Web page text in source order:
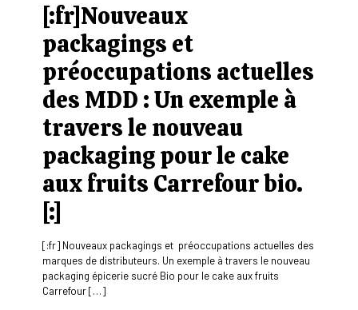
[:fr]Nouveaux
packagings et
préoccupations actuelles
des MDD : Un exemple à
travers le nouveau
packaging pour le cake
aux fruits Carrefour bio.
[:]
[:fr] Nouveaux packagings et préoccupations actuelles des
marques de distributeurs. Un exemple à travers le nouveau
packaging épicerie sucré Bio pour le cake aux fruits
Carrefour[…]